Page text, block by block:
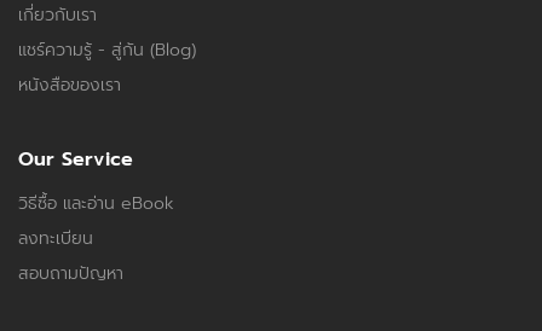
เกี่ยวกับเรา
แชร์ความรู้ - สู่กัน (Blog)
หนังสือของเรา
Our Service
วิธีซื้อ และอ่าน eBook
ลงทะเบียน
สอบถามปัญหา